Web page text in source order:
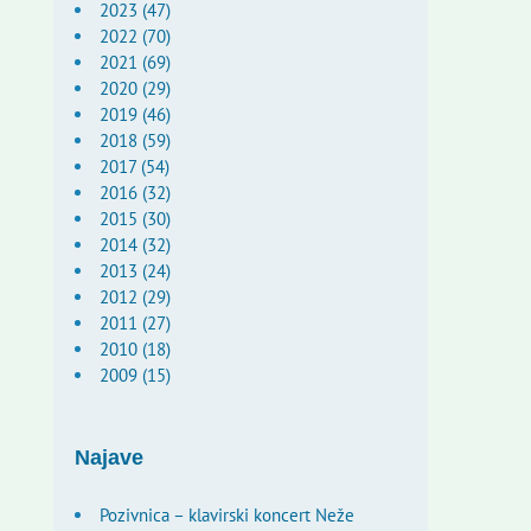
2023 (47)
2022 (70)
2021 (69)
2020 (29)
2019 (46)
2018 (59)
2017 (54)
2016 (32)
2015 (30)
2014 (32)
2013 (24)
2012 (29)
2011 (27)
2010 (18)
2009 (15)
Najave
Pozivnica – klavirski koncert Neže